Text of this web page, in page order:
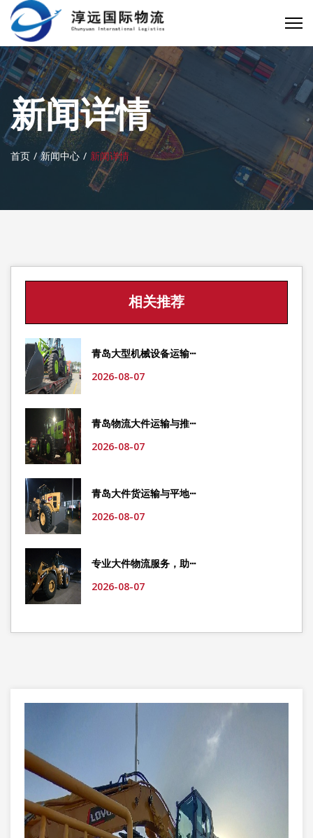
新闻详情
首页 新闻中心 新闻详情
相关推荐
青岛大型机械设备运输···
2026-08-07
青岛物流大件运输与推···
2026-08-07
青岛大件货运输与平地···
2026-08-07
专业大件物流服务，助···
2026-08-07